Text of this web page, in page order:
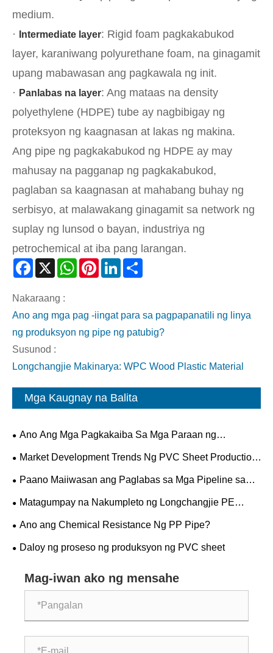
medium.
·
Intermediate layer: Rigid foam pagkakabukod
layer, karaniwang polyurethane foam, na ginagamit
upang mabawasan ang pagkawala ng init.
· Panlabas na layer: Ang mataas na density
polyethylene (HDPE) tube ay nagbibigay ng
proteksyon ng kaagnasan at lakas ng makina.
Ang pipe ng pagkakabukod ng HDPE ay may
mahusay na pagganap ng pagkakabukod,
paglaban sa kaagnasan at mahabang buhay ng
serbisyo, at malawakang ginagamit sa network ng
suplay ng lunsod o bayan, industriya ng
petrochemical at iba pang larangan.
Facebook
X WhatsAppPinterestLinkedIn
Nakaraang :
Ano ang mga pag -iingat para sa pagpapanatili ng linya
ng produksyon ng pipe ng patubig?
Susunod :
Longchangjie Makinarya: WPC Wood Plastic Material
Mga Kaugnay na Balita
Ano Ang Mga Pagkakaiba Sa Mga Paraan ng
Koneksyon sa Pagitan ng PP At PVC Pipes?
Market Development Trends Ng PVC Sheet Production
Lines
Paano Maiiwasan ang Paglabas sa Mga Pipeline sa
Labas?
Matagumpay na Nakumpleto ng Longchangjie PE
Solid-wall Spiral-wound Pipe ang Trial Run!!!
Ano ang Chemical Resistance Ng PP Pipe?
Daloy ng proseso ng produksyon ng PVC sheet
Mag-iwan ako ng mensahe